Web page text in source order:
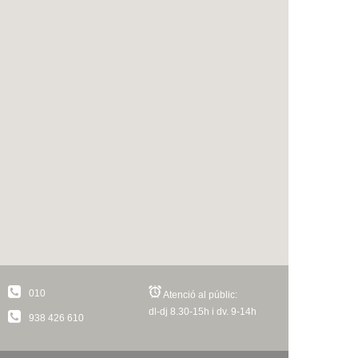
010
938 426 610
Atenció al públic:
dl-dj 8.30-15h i dv. 9-14h